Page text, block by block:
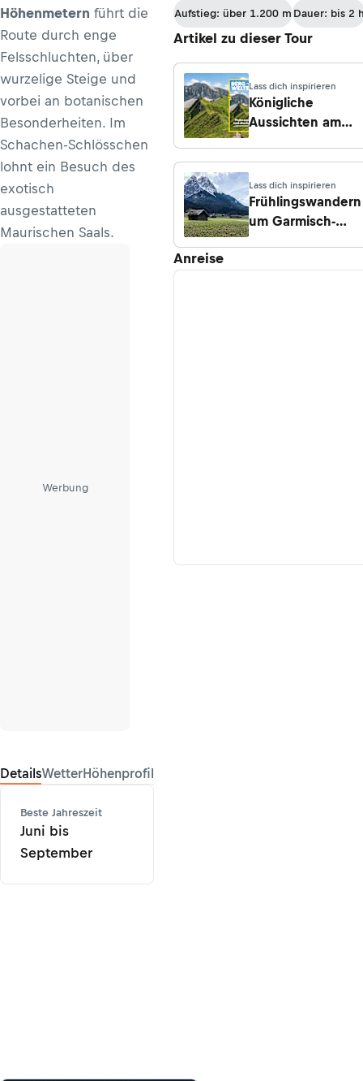
Höhenmetern führt die
Route durch enge
Felsschluchten, über
wurzelige Steige und
vorbei an botanischen
Besonderheiten. Im
Schachen-Schlösschen
lohnt ein Besuch des
exotisch
ausgestatteten
Maurischen Saals.
Werbung
DetailsWetterHöhenprofil
Beste Jahreszeit
Juni bis
September
Aufstieg: über 1.200 m Dauer: bis 2
Artikel zu dieser Tour
Lass dich inspirieren
Königliche
Aussichten am
Lass dich inspirieren
Frühlingswandern
um Garmisch-
Anreise